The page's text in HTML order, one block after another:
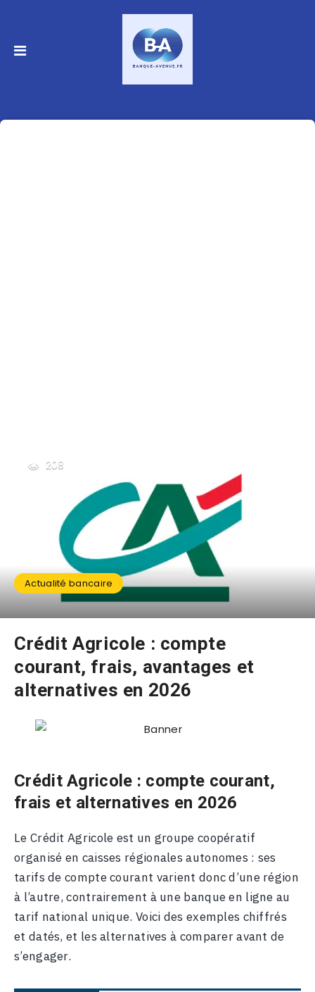
208
Actualité bancaire
Crédit Agricole : compte
courant, frais, avantages et
alternatives en 2026
Crédit Agricole : compte courant,
frais et alternatives en 2026
Le Crédit Agricole est un groupe coopératif
organisé en caisses régionales autonomes : ses
tarifs de compte courant varient donc d’une région
à l’autre, contrairement à une banque en ligne au
tarif national unique. Voici des exemples chiffrés
et datés, et les alternatives à comparer avant de
s’engager.